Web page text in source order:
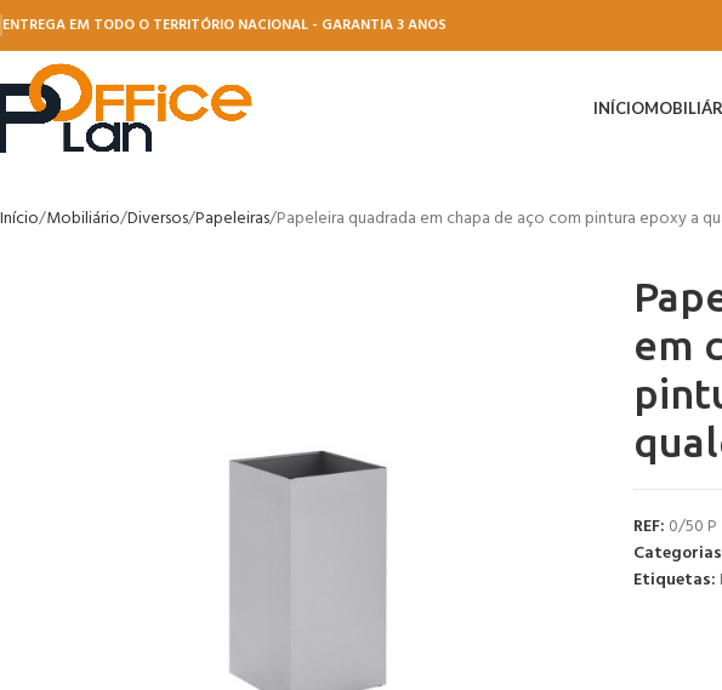
ENTREGA EM TODO O TERRITÓRIO NACIONAL - GARANTIA 3 ANOS
INÍCIO
Início Mobiliário Diversos Papeleiras Papeleira quadrada em chapa de aço com pintura epoxy a
em
REF: 0/50 P
Etiquetas: